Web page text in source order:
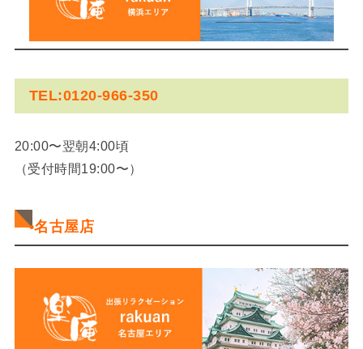
TEL:0120-966-350
20:00〜翌朝4:00頃
（受付時間19:00〜）
•名古屋店